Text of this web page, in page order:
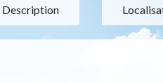
Description